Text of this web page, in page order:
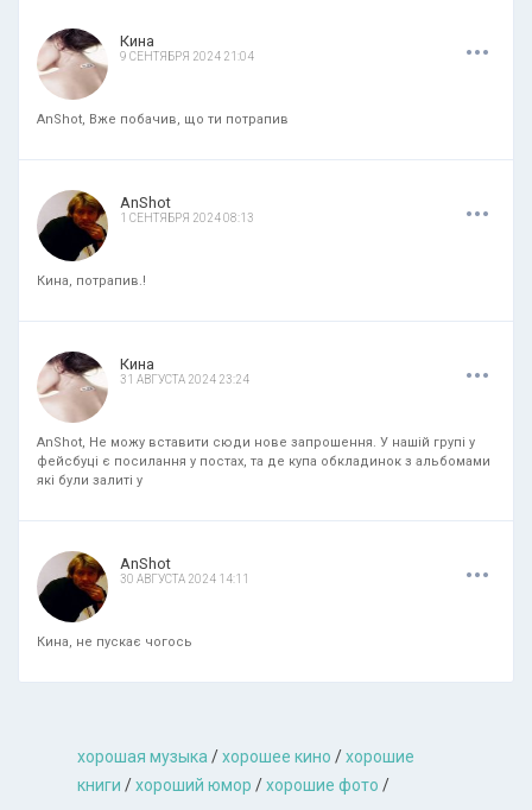
Кина
9 СЕНТЯБРЯ 2024 21:04 ...
AnShot, Вже побачив, що ти потрапив
AnShot
1 СЕНТЯБРЯ 2024 08:13 ...
Кина, потрапив.!
Кина
31 АВГУСТА 2024 23:24 ...
AnShot, Не можу вставити сюди нове запрошення. У нашій групі у
фейсбуці є посилання у постах, та де купа обкладинок з альбомами
які були залиті у
AnShot
30 АВГУСТА 2024 14:11 ...
Кина, не пускає чогось
хорошая музыкa /хорошее кино /хорошие
книги /хороший юмор /хорошие фото /